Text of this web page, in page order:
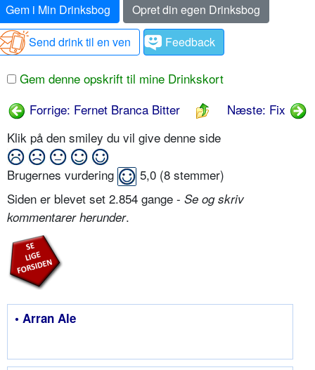
Gem i Min Drinksbog
Opret din egen Drinksbog
Send drink til en ven
Feedback
Gem denne opskrift til mine Drinkskort
Forrige: Fernet Branca Bitter
Næste: Fix
Klik på den smiley du vil give denne side
Brugernes vurdering 5,0 (8 stemmer)
Siden er blevet set 2.854 gange - Se og skriv
kommentarer herunder.
• Arran Ale